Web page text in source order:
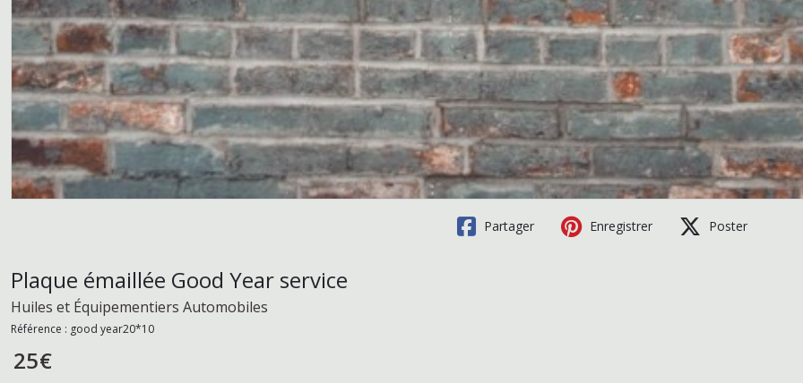
Partager Enregistrer Poster
Plaque émaillée Good Year service
Huiles et Équipementiers Automobiles
Référence : good year20*10
25€